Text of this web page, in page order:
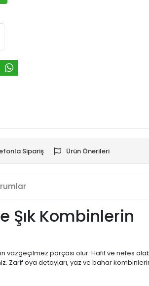
Sipariş Ürün Önerileri
Şık Kombinlerin
vazgeçilmez parçası olur. Hafif ve nefes
Zarif oya detayları, yaz ve bahar